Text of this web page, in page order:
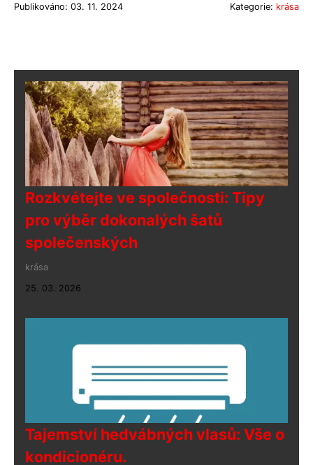
Publikováno: 03. 11. 2024 Kategorie: krása
Rozkvétejte ve společnosti: Tipy
pro výběr dokonalých šatů
společenských
krása
25. 03. 2026
Tajemství hedvábných vlasů: Vše o
kondicionéru.